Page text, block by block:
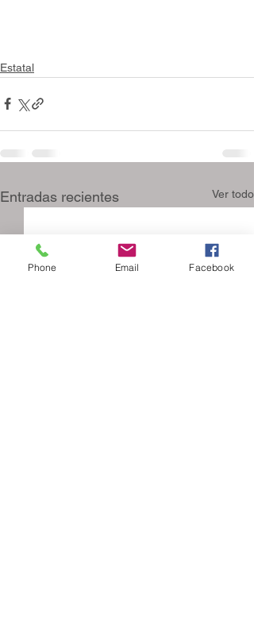
Estatal
Entradas recientes Ver todo
Phone Email Facebook